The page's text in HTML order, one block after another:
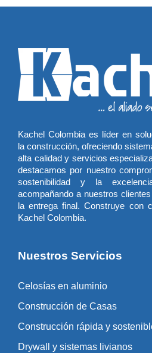
Kachel Colombia es líder en
la construcción, ofreciendo
alta calidad y servicios
destacamos por nuestro
sostenibilidad y la
acompañando a nuestros
la entrega final. Construye con
Kachel Colombia.
Nuestros Servicios
Celosías en aluminio
Construcción de Casas
Construcción rápida y
Drywall y sistemas livianos